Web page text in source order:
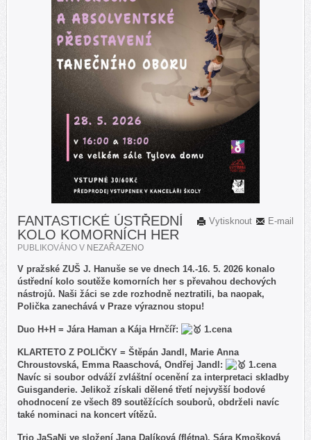
E-mail
Vytisknout
FANTASTICKÉ ÚSTŘEDNÍ
KOLO KOMORNÍCH HER
PUBLIKOVÁNO V NEZAŘAZENO
V pražské ZUŠ J. Hanuše se ve dnech 14.-16. 5. 2026 konalo
ústřední kolo soutěže komorních her s převahou dechových
nástrojů. Naši žáci se zde rozhodně neztratili, ba naopak,
Polička zanechává v Praze výraznou stopu!
Duo H+H = Jára Haman a Kája Hrnčíř: 1.cena
KLARTETO Z POLIČKY = Štěpán Jandl, Marie Anna
Chroustovská, Emma Raaschová, Ondřej Jandl:
1.cena
Navíc si soubor odváží zvláštní ocenění za interpretaci skladby
Guisganderie. Jelikož získali dělené třetí nejvyšší bodové
ohodnocení ze všech 89 soutěžících souborů, obdrželi navíc
také nominaci na koncert vítězů.
Trio JaSaNi ve složení Jana Dalíková (flétna), Sára Kmošková